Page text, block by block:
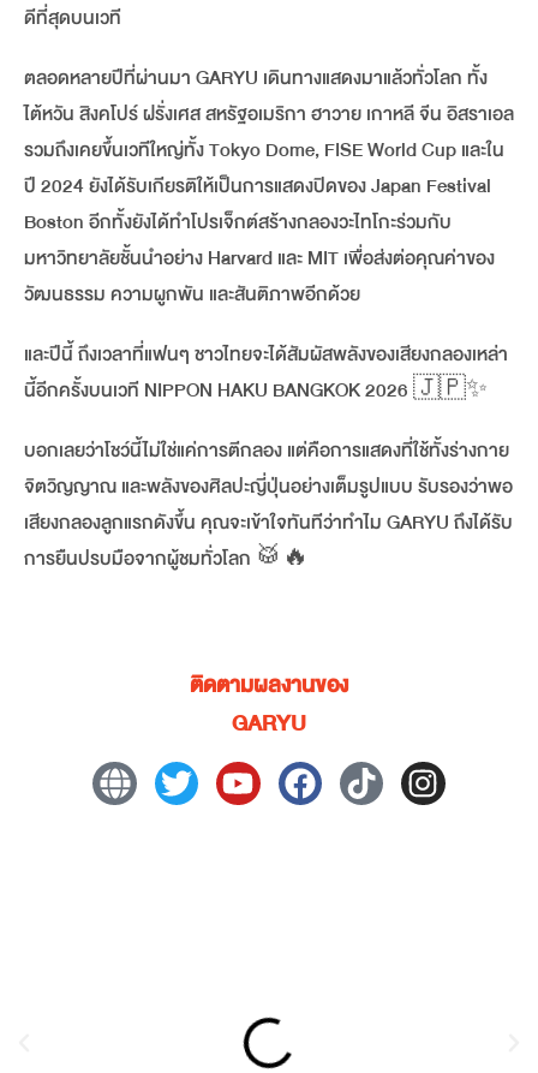
ดีที่สุดบนเวที
ตลอดหลายปีที่ผ่านมา GARYU เดินทางแสดงมาแล้วทั่วโลก ทั้ง
ไต้หวัน สิงคโปร์ ฝรั่งเศส สหรัฐอเมริกา ฮาวาย เกาหลี จีน อิสราเอล
รวมถึงเคยขึ้นเวทีใหญ่ทั้ง Tokyo Dome, FISE World Cup และใน
ปี 2024 ยังได้รับเกียรติให้เป็นการแสดงปิดของ Japan Festival
Boston อีกทั้งยังได้ทำโปรเจ็กต์สร้างกลองวะไทโกะร่วมกับ
มหาวิทยาลัยชั้นนำอย่าง Harvard และ MIT เพื่อส่งต่อคุณค่าของ
วัฒนธรรม ความผูกพัน และสันติภาพอีกด้วย
และปีนี้ ถึงเวลาที่แฟนๆ ชาวไทยจะได้สัมผัสพลังของเสียงกลองเหล่า
นี้อีกครั้งบนเวที NIPPON HAKU BANGKOK 2026 🇯🇵✨
บอกเลยว่าโชว์นี้ไม่ใช่แค่การตีกลอง แต่คือการแสดงที่ใช้ทั้งร่างกาย
จิตวิญญาณ และพลังของศิลปะญี่ปุ่นอย่างเต็มรูปแบบ รับรองว่าพอ
เสียงกลองลูกแรกดังขึ้น คุณจะเข้าใจทันทีว่าทำไม GARYU ถึงได้รับ
การยืนปรบมือจากผู้ชมทั่วโลก 🥁🔥
ติดตามผลงานของ
GARYU